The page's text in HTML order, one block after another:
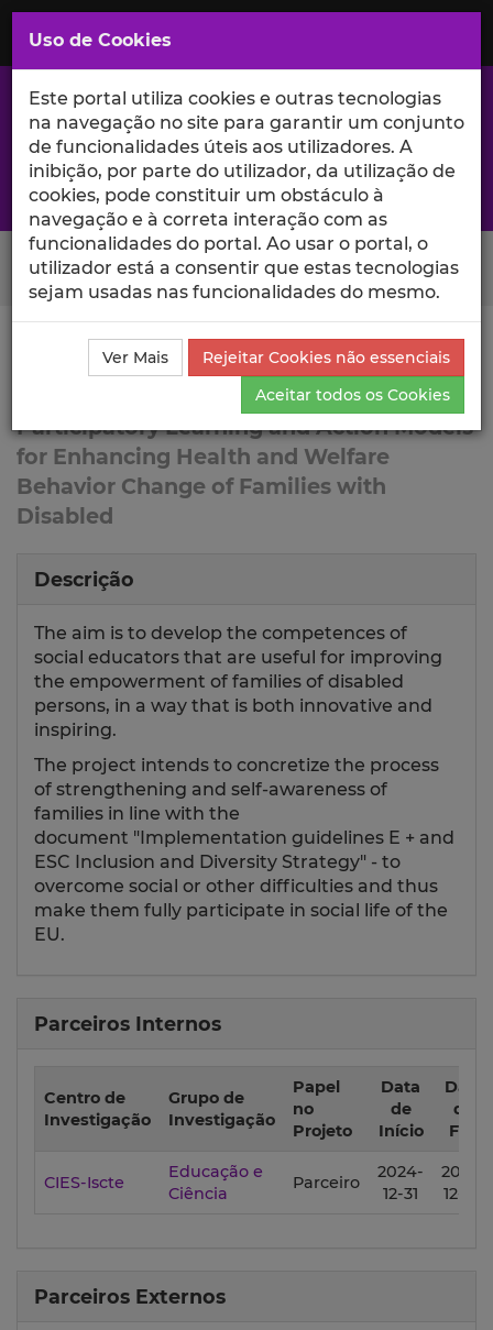
Saltar
para
Conteúdo
Principal
A excelência da investigação e ciência no Iscte
Search Button
Ciência_Iscte Lista de Projetos Projeto
Participatory Learning and Action Models
for Enhancing Health and Welfare
Behavior Change of Families with
Disabled
Descrição
The aim is to develop the competences of
social educators that are useful for improving
the empowerment of families of disabled
persons, in a way that is both innovative and
inspiring.
The project intends to concretize the process
of strengthening and self-awareness of
families in line with the
document "Implementation guidelines E + and
ESC Inclusion and Diversity Strategy" - to
overcome social or other difficulties and thus
make them fully participate in social life of the
EU.
Parceiros Internos
Centro de
Investigação
Grupo de
Investigação
Papel
no
Projeto
Data
de
Início
Data
de
Fim
CIES-Iscte
Educação e
Ciência
Parceiro
2024-
12-31
2026-
12-30
Parceiros Externos
Uso de Cookies
Este portal utiliza cookies e outras tecnologias
na navegação no site para garantir um conjunto
de funcionalidades úteis aos utilizadores. A
inibição, por parte do utilizador, da utilização de
cookies, pode constituir um obstáculo à
navegação e à correta interação com as
funcionalidades do portal. Ao usar o portal, o
utilizador está a consentir que estas tecnologias
sejam usadas nas funcionalidades do mesmo.
Ver Mais
Rejeitar Cookies não essenciais
Aceitar todos os Cookies